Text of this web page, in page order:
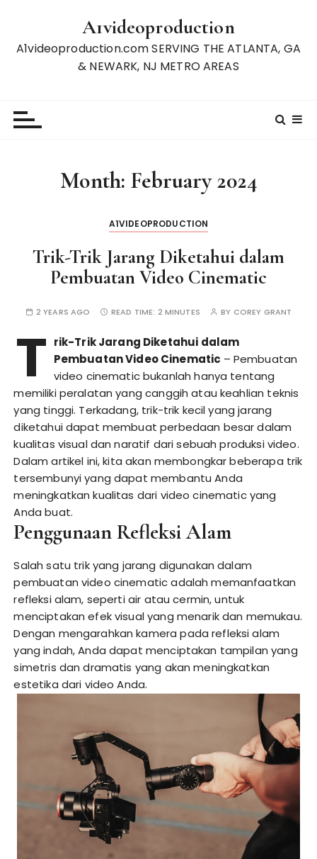
A1videoproduction
A1videoproduction.com SERVING THE ATLANTA, GA
& NEWARK, NJ METRO AREAS
Month: February 2024
A1VIDEOPRODUCTION
Trik-Trik Jarang Diketahui dalam
Pembuatan Video Cinematic
2 YEARS AGO READ TIME: 2 MINUTES BY COREY GRANT
T rik-Trik Jarang Diketahui dalam
Pembuatan Video Cinematic – Pembuatan
video cinematic bukanlah hanya tentang
memiliki peralatan yang canggih atau keahlian teknis
yang tinggi. Terkadang, trik-trik kecil yang jarang
diketahui dapat membuat perbedaan besar dalam
kualitas visual dan naratif dari sebuah produksi video.
Dalam artikel ini, kita akan membongkar beberapa trik
tersembunyi yang dapat membantu Anda
meningkatkan kualitas dari video cinematic yang
Anda buat.
Penggunaan Refleksi Alam
Salah satu trik yang jarang digunakan dalam
pembuatan video cinematic adalah memanfaatkan
refleksi alam, seperti air atau cermin, untuk
menciptakan efek visual yang menarik dan memukau.
Dengan mengarahkan kamera pada refleksi alam
yang indah, Anda dapat menciptakan tampilan yang
simetris dan dramatis yang akan meningkatkan
estetika dari video Anda.